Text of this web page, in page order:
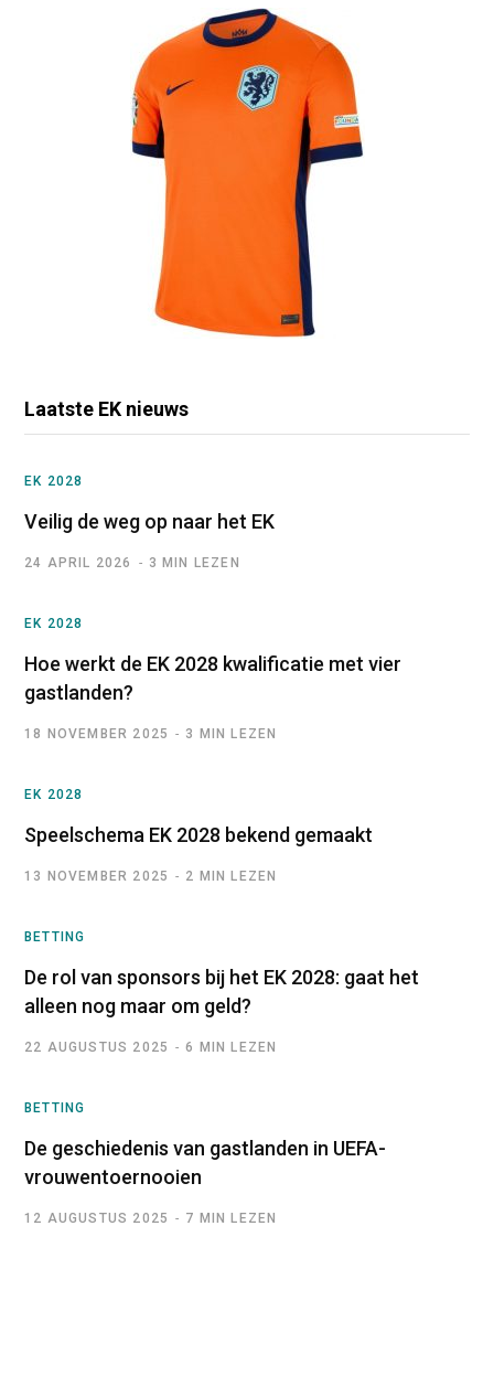
Laatste EK nieuws
EK 2028
Veilig de weg op naar het EK
24 APRIL 2026 3 MIN LEZEN
EK 2028
Hoe werkt de EK 2028 kwalificatie met vier
gastlanden?
18 NOVEMBER 2025 3 MIN LEZEN
EK 2028
Speelschema EK 2028 bekend gemaakt
13 NOVEMBER 2025 2 MIN LEZEN
BETTING
De rol van sponsors bij het EK 2028: gaat het
alleen nog maar om geld?
22 AUGUSTUS 2025 6 MIN LEZEN
BETTING
De geschiedenis van gastlanden in UEFA-
vrouwentoernooien
12 AUGUSTUS 2025 7 MIN LEZEN